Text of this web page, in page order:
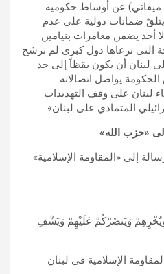
عن أوساط حكومية
ضمانات دولية على عدم
لا أحد يضمن مغامرات بنيامين
التي ترعاها دول كبرى لم ترشح
لبنان أن يكون يقظاً إلى حد
يواصل اتصالاته
لبنان على وقف التهديدات
المتمادي على لبنان».
«حزب الله»
إلى «المقاومة الإسلامية»
وَيُخْزِهِمْ وَيَنصُرْكُمْ عَلَيْهِمْ وَيَشْفِ
الإسلامية في لبنان